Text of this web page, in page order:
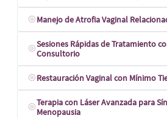
Manejo de Atrofia Vaginal
Sesiones Rápidas de Tratamiento
Consultorio
Restauración Vaginal con Mínimo
Terapia con Láser Avanzada para
Menopausia